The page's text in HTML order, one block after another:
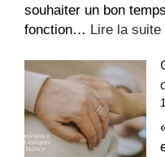
souhaiter un bon
fonction… Lire la suite: